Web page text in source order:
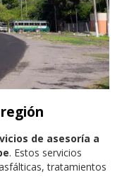
de asesoría a
. Estos servicios
tratamientos